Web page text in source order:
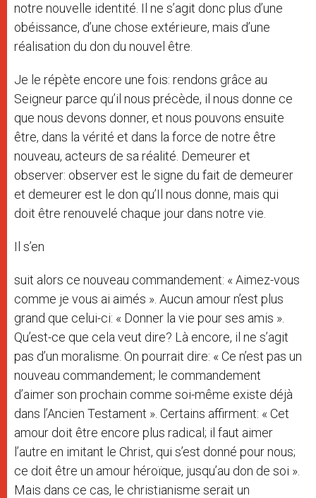
notre nouvelle identité. Il ne s’agit donc plus d’une
obéissance, d’une chose extérieure, mais d’une
réalisation du don du nouvel être.
Je le répète encore une fois: rendons grâce au
Seigneur parce qu’il nous précède, il nous donne ce
que nous devons donner, et nous pouvons ensuite
être, dans la vérité et dans la force de notre être
nouveau, acteurs de sa réalité. Demeurer et
observer: observer est le signe du fait de demeurer
et demeurer est le don qu’Il nous donne, mais qui
doit être renouvelé chaque jour dans notre vie.
Il s’en
suit alors ce nouveau commandement: « Aimez-vous
comme je vous ai aimés ». Aucun amour n’est plus
grand que celui-ci: « Donner la vie pour ses amis ».
Qu’est-ce que cela veut dire? Là encore, il ne s’agit
pas d’un moralisme. On pourrait dire: « Ce n’est pas un
nouveau commandement; le commandement
d’aimer son prochain comme soi-même existe déjà
dans l’Ancien Testament ». Certains affirment: « Cet
amour doit être encore plus radical; il faut aimer
l’autre en imitant le Christ, qui s’est donné pour nous;
ce doit être un amour héroïque, jusqu’au don de soi ».
Mais dans ce cas, le christianisme serait un